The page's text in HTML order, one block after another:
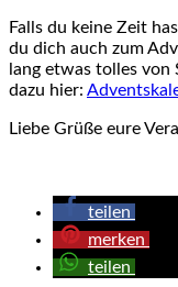
Falls du keine Zeit
du dich auch zum
lang etwas tolles von
dazu hier:
Liebe Grüße eure Vera
teilen
merken
teilen